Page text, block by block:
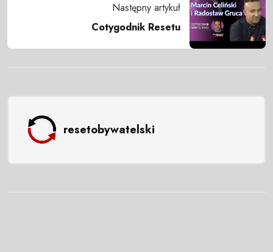
Następny artykuł
Cotygodnik Resetu
resetobywatelski